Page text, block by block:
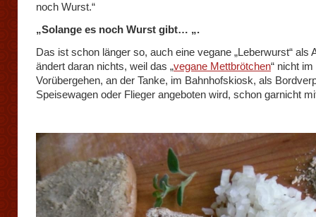
noch Wurst.“
„Solange es noch Wurst gibt… „.
Das ist schon länger so, auch eine vegane „Leberwurst“ als
ändert daran nichts, weil das „vegane Mettbrötchen“ nicht im
Vorübergehen, an der Tanke, im Bahnhofskiosk, als
Speisewagen oder Flieger angeboten wird, schon garnicht